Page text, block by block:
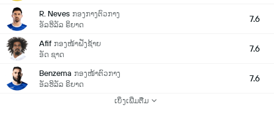
R. Neves ກອງກາງຕົວກາງ
ອັລຮິລັລ ຣິຍາດ
7.6
Afif ກອງໜ້າຝັ່ງຊ້າຍ
ອັດ ຊາດ
7.6
Benzema ກອງໜ້າຕົວກາງ
ອັລຮິລັລ ຣິຍາດ
7.6
ເບິ່ງເພີ່ມຕື່ມ